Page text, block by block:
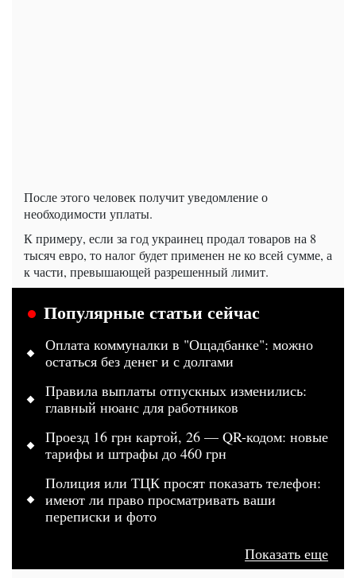
После этого человек получит уведомление о
необходимости уплаты.
К примеру, если за год украинец продал товаров на 8
тысяч евро, то налог будет применен не ко всей сумме, а
к части, превышающей разрешенный лимит.
Популярные статьи сейчас
Оплата коммуналки в "Ощадбанке": можно
остаться без денег и с долгами
Правила выплаты отпускных изменились:
главный нюанс для работников
Проезд 16 грн картой, 26 — QR-кодом: новые
тарифы и штрафы до 460 грн
Полиция или ТЦК просят показать телефон:
имеют ли право просматривать ваши
переписки и фото
Показать еще